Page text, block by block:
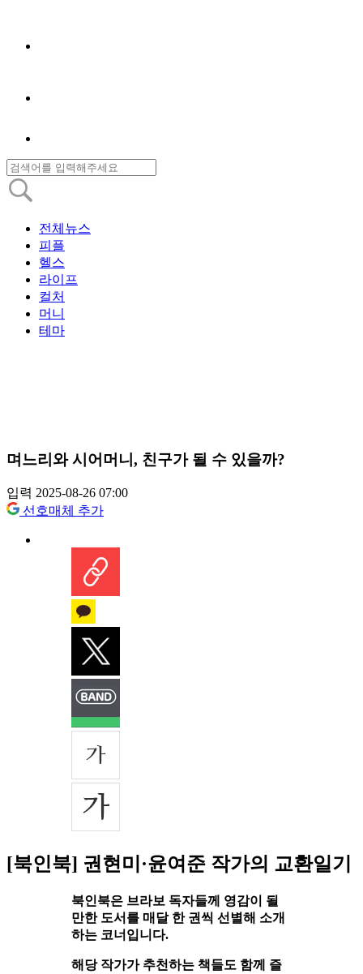
전체뉴스
피플
헬스
라이프
컬처
머니
테마
며느리와 시어머니, 친구가 될 수 있을까?
입력 2025-08-26 07:00
선호매체 추가
[북인북] 권현미·윤여준 작가의 교환일기
북인북은 브라보 독자들께 영감이 될
만한 도서를 매달 한 권씩 선별해 소개
하는 코너입니다.
해당 작가가 추천하는 책들도 함께 즐